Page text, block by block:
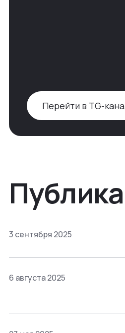
Перейти в TG-
3 сентября 2025
6 августа 2025